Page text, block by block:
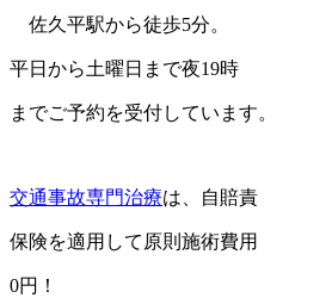
佐久平駅から徒歩5分。
平日から土曜日まで夜19時
までご予約を受付しています。
交通事故専門治療は、自賠責
保険を適用して原則施術費用
0円！